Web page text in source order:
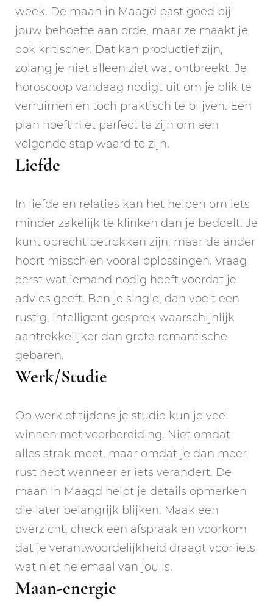
week. De maan in Maagd past goed bij
jouw behoefte aan orde, maar ze maakt je
ook kritischer. Dat kan productief zijn,
zolang je niet alleen ziet wat ontbreekt. Je
horoscoop vandaag nodigt uit om je blik te
verruimen en toch praktisch te blijven. Een
plan hoeft niet perfect te zijn om een
volgende stap waard te zijn.
Liefde
In liefde en relaties kan het helpen om iets
minder zakelijk te klinken dan je bedoelt. Je
kunt oprecht betrokken zijn, maar de ander
hoort misschien vooral oplossingen. Vraag
eerst wat iemand nodig heeft voordat je
advies geeft. Ben je single, dan voelt een
rustig, intelligent gesprek waarschijnlijk
aantrekkelijker dan grote romantische
gebaren.
Werk/Studie
Op werk of tijdens je studie kun je veel
winnen met voorbereiding. Niet omdat
alles strak moet, maar omdat je dan meer
rust hebt wanneer er iets verandert. De
maan in Maagd helpt je details opmerken
die later belangrijk blijken. Maak een
overzicht, check een afspraak en voorkom
dat je verantwoordelijkheid draagt voor iets
wat niet helemaal van jou is.
Maan-energie